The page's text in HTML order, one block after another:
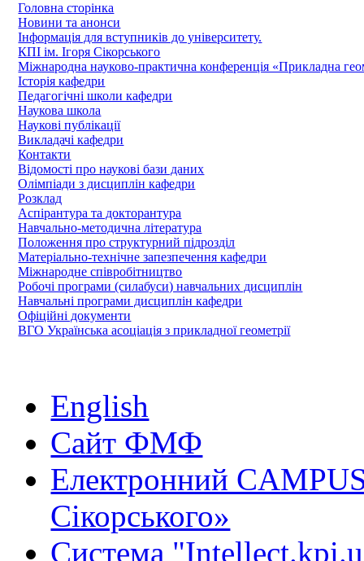
Головна сторінка
Новини та анонси
Інформація для вступників до університету.
КПІ ім. Ігоря Сікорського
Міжнародна науково-практична конференція «Прикладна
Історія кафедри
Педагогічні школи кафедри
Наукова школа
Наукові публікації
Викладачі кафедри
Контакти
Відомості про наукові бази даних
Олімпіади з дисциплін кафедри
Розклад
Аспірантура та докторантура
Навчально-методична література
Положення про структурний підрозділ
Матеріально-технічне запезпечення кафедри
Міжнародне співробітництво
Робочі програми (силабуси) навчальних дисциплін
Навчальні програми дисциплін кафедри
Офіційні документи
ВГО Українська асоціація з прикладної геометрії
English
Сайт ФМФ
Електронний
Сікорського»
Система